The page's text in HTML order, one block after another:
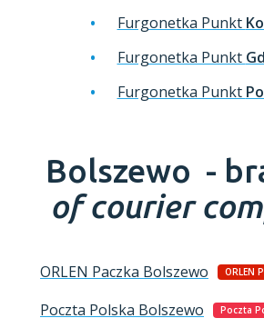
Furgonetka Punkt
Furgonetka Punkt
Furgonetka Punkt
Bolszewo -
of courier
ORLEN Paczka Bolszewo ORLEN
Poczta Polska Bolszewo Poczta